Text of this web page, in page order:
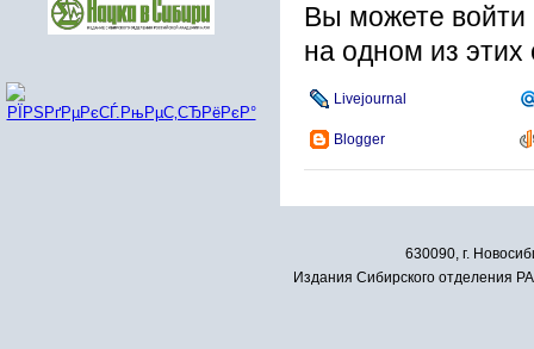
Вы можете войти
на одном из этих
Livejournal
Blogger
630090, г.
Издания Сибирского отделения